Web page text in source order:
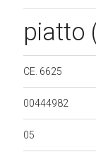
piatto
CE. 6625
00444982
05